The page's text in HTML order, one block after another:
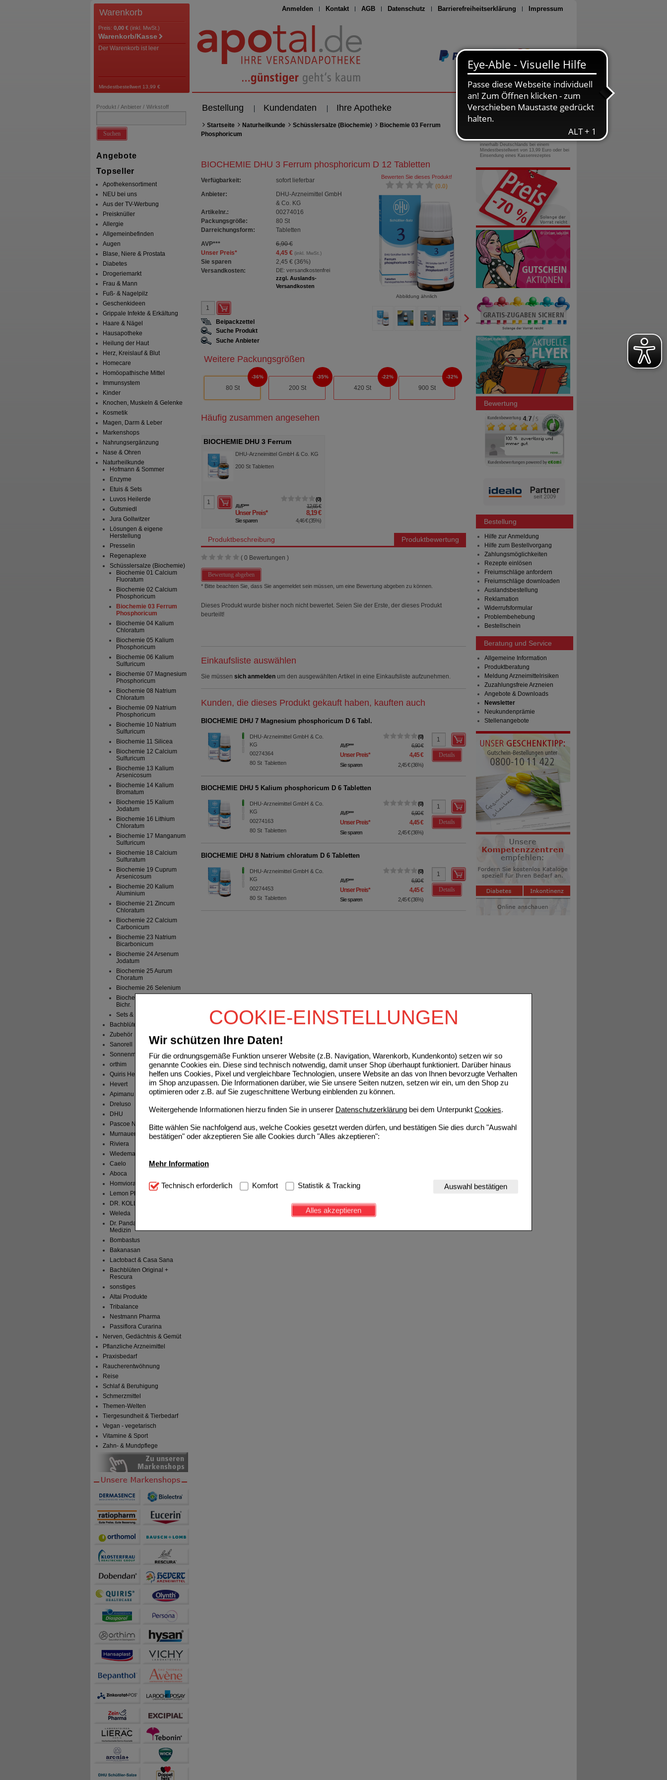
COOKIE-EINSTELLUNGEN
Wir schützen Ihre Daten!
Für die ordnungsgemäße Funktion unserer Website (z.B. Navigation, Warenkorb, Kundenkonto) setzen wir so
genannte Cookies ein. Diese sind technisch notwendig, damit unser Shop überhaupt funktioniert. Darüber hinaus
helfen uns Cookies, Pixel und vergleichbare Technologien, unsere Website an das von Ihnen bevorzugte Verhalten
im Shop anzupassen. Die Informationen darüber, wie Sie unsere Seiten nutzen, setzen wir ein, um den Shop zu
optimieren oder z.B. auf Sie zugeschnittene Werbung einblenden zu können.
Weitergehende Informationen hierzu finden Sie in unserer Datenschutzerklärung bei dem Unterpunkt Cookies.
Bitte wählen Sie nachfolgend aus, welche Cookies gesetzt werden dürfen, und bestätigen Sie dies durch "Auswahl
bestätigen" oder akzeptieren Sie alle Cookies durch "Alles akzeptieren":
Mehr Information
Technisch Notwendig: Hierbei handelt es sich um Cookies, die für die Grundfunktionen unserer Website
notwendig sind (z.B. Navigation, Warenkorb, Kundenkonto), weshalb auf diese nicht verzichtet werden kann.
Diese Cookies werden genutzt um das Einkaufserlebnis noch ansprechender zu gestalten,
beispielsweise für die Wiedererkennung des Besuchers oder unsere Seite an bevorzugte Verhaltensweisen (z.B.
sammeln, mit deren Hilfe wir unsere Website weiter für Sie optimieren können, den Inhalt auf unserer Website aber
auch die Werbung auf Drittseiten möglichst relevant für Sie zu gestalten. Bitte beachten Sie, dass Daten hierfür
Technisch erforderlich Komfort Statistik & Tracking Auswahl bestätigen
Alles akzeptieren
Anmelden Kontakt AGB Datenschutz Barrierefreiheitserklärung Impressum
Seite drucken
Warenkorb
Preis: 0,00 € (inkl. MwSt.)
Warenkorb/Kasse
Der Warenkorb ist leer
Mindestbestellwert 13,99 €
Bestellung Kundendaten Ihre Apotheke
Produkt / Anbieter / Wirkstoff
Suchen
Angebote
Topseller
Apothekensortiment
NEU bei uns
Aus der TV-Werbung
Preisknüller
Allergie
Allgemeinbefinden
Augen
Blase, Niere & Prostata
Diabetes
Drogeriemarkt
Frau & Mann
Fuß- & Nagelpilz
Geschenkideen
Grippale Infekte & Erkältung
Haare & Nägel
Hausapotheke
Heilung der Haut
Herz, Kreislauf & Blut
Homecare
Homöopathische Mittel
Immunsystem
Kinder
Knochen, Muskeln & Gelenke
Kosmetik
Magen, Darm & Leber
Markenshops
Nahrungsergänzung
Nase & Ohren
Naturheilkunde
Hofmann & Sommer
Enzyme
Etuis & Sets
Luvos Heilerde
Gutsmiedl
Jura Gollwitzer
Lösungen & eigene
Herstellung
Presselin
Regenaplexe
Schüsslersalze (Biochemie)
Biochemie 01 Calcium
Fluoratum
Biochemie 02 Calcium
Phosphoricum
Biochemie 03 Ferrum
Phosphoricum
Biochemie 04 Kalium
Chloratum
Biochemie 05 Kalium
Phosphoricum
Biochemie 06 Kalium
Sulfuricum
Biochemie 07 Magnesium
Phosphoricum
Biochemie 08 Natrium
Chloratum
Biochemie 09 Natrium
Phosphoricum
Biochemie 10 Natrium
Sulfuricum
Biochemie 11 Silicea
Biochemie 12 Calcium
Sulfuricum
Biochemie 13 Kalium
Arsenicosum
Biochemie 14 Kalium
Bromatum
Biochemie 15 Kalium
Jodatum
Biochemie 16 Lithium
Chloratum
Biochemie 17 Manganum
Sulfuricum
Biochemie 18 Calcium
Sulfuratum
Biochemie 19 Cuprum
Arsenicosum
Biochemie 20 Kalium
Aluminium
Biochemie 21 Zincum
Chloratum
Biochemie 22 Calcium
Carbonicum
Biochemie 23 Natrium
Bicarbonicum
Biochemie 24 Arsenum
Jodatum
Biochemie 25 Aurum
Choratum
Biochemie 26 Selenium
Biochemie 27 Kalium
Bichr.
Sets & sonstiges
Bachblüten
Zubehör
Sanorell
Sonnenmoor
orthim
Quiris Healthcare
Hevert
Apimanu
Dreluso
DHU
Pascoe Naturmedizin
Murnauers - Bachblüten
Riviera
Wiedemann
Caelo
Aboca
Homviora
Lemon Pharma
DR. KOLL Biopharm
Weleda
Dr. Pandalis Urheimische
Medizin
Bombastus
Bakanasan
Lactobact & Casa Sana
Bachblüten Original +
Rescura
sonstiges
Altai Produkte
Tribalance
Nestmann Pharma
Passiflora Curarina
Nerven, Gedächtnis & Gemüt
Pflanzliche Arzneimittel
Praxisbedarf
Raucherentwöhnung
Reise
Schlaf & Beruhigung
Schmerzmittel
Themen-Welten
Tiergesundheit & Tierbedarf
Vegan - vegetarisch
Vitamine & Sport
Zahn- & Mundpflege
Startseite Naturheilkunde Schüsslersalze (Biochemie)
Biochemie 03 Ferrum
Phosphoricum
BIOCHEMIE DHU 3 Ferrum phosphoricum D 12 Tabletten
Verfügbarkeit:
sofort lieferbar
Anbieter:
DHU-Arzneimittel GmbH
& Co. KG
Artikelnr.:
00274016
Packungsgröße:
80 St
Darreichungsform:
Tabletten
AVP***
6,90 €
Unser Preis* 4,45 €(inkl. MwSt.)
Sie sparen 2,45 € (36%)
Versandkosten:
DE: versandkostenfrei
zzgl. Auslands-
Versandkosten
Bewerten Sie dieses Produkt!
(0.0)
Abbildung ähnlich
Beipackzettel
Suche Produkt
Suche Anbieter
Weitere Packungsgrößen
80 St
36%
200 St
35%
420 St
22%
900 St
32%
Häufig zusammen angesehen
BIOCHEMIE DHU 3 Ferrum
phosphoricum D 12 Tabletten
DHU-Arzneimittel GmbH & Co. KG
200St Tabletten
0
AVP*** 12,65 €
Unser Preis* 8,19 €
Sie sparen 4,46 €(35%)
Produktbeschreibung Produktbewertung
( 0 Bewertungen )
Bewertung abgeben
* Bitte beachten Sie, dass Sie angemeldet sein müssen, um eine Bewertung abgeben zu können.
Dieses Produkt wurde bisher noch nicht bewertet. Seien Sie der Erste, der dieses Produkt
beurteilt!
Einkaufsliste auswählen
Sie müssen sich anmelden um den ausgewählten Artikel in eine Einkaufsliste aufzunehmen.
Kunden, die dieses Produkt gekauft haben, kauften auch
BIOCHEMIE DHU 7 Magnesium phosphoricum D 6 Tabl.
DHU-Arzneimittel GmbH & Co.
KG
00274364
80St Tabletten
0
AVP*** 6,90 €
Unser Preis* 4,45 €
Sie sparen 2,45 €(36%)
Details
BIOCHEMIE DHU 5 Kalium phosphoricum D 6 Tabletten
DHU-Arzneimittel GmbH & Co.
KG
00274163
80St Tabletten
0
AVP*** 6,90 €
Unser Preis* 4,45 €
Sie sparen 2,45 €(36%)
Details
BIOCHEMIE DHU 8 Natrium chloratum D 6 Tabletten
DHU-Arzneimittel GmbH & Co.
KG
00274453
80St Tabletten
0
AVP*** 6,90 €
Unser Preis* 4,45 €
Sie sparen 2,45 €(36%)
Details
0800-10 11 422
gebührenfreie Rufnummer
innerhalb Deutschlands bei einem
Mindestbestellwert von 13,99 Euro oder bei
Einsendung eines Kassenrezeptes
Bewertung
Bestellung
Hilfe zur Anmeldung
Hilfe zum Bestellvorgang
Zahlungsmöglichkeiten
Rezepte einlösen
Freiumschläge anfordern
Freiumschläge downloaden
Auslandsbestellung
Reklamation
Widerrufsformular
Problembehebung
Bestellschein
Beratung und Service
Allgemeine Information
Produktberatung
Meldung Arzneimittelrisiken
Zuzahlungsfreie Arzneien
Angebote & Downloads
Newsletter
Neukundenprämie
Stellenangebote